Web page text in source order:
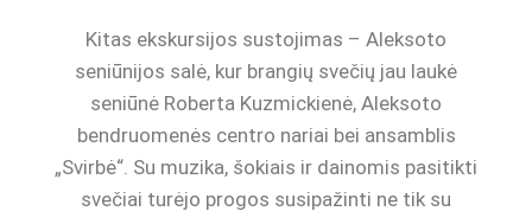
Kitas ekskursijos sustojimas – Aleksoto
seniūnijos salė, kur brangių svečių jau laukė
seniūnė Roberta Kuzmickienė, Aleksoto
bendruomenės centro nariai bei ansamblis
„Svirbė“. Su muzika, šokiais ir dainomis pasitikti
svečiai turėjo progos susipažinti ne tik su